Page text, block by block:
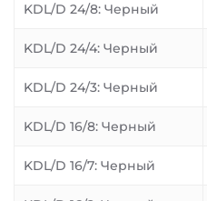
KDL/D 24/8: Черный
KDL/D 24/4: Черный
KDL/D 24/3: Черный
KDL/D 16/8: Черный
KDL/D 16/7: Черный